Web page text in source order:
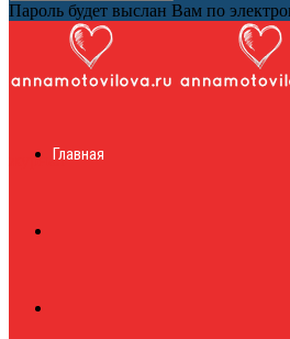
Пароль будет выслан Вам по
журналГлавная